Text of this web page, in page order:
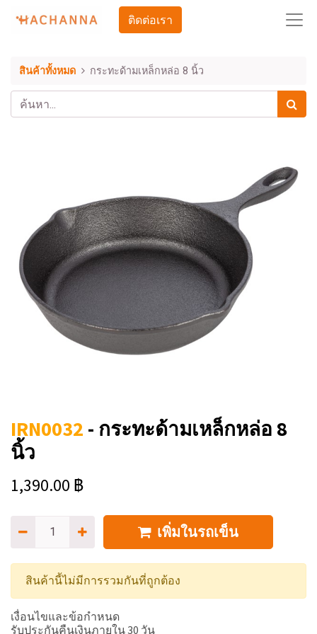
ติดต่อเรา
สินค้าทั้งหมด กระทะด้ามเหล็กหล่อ 8 นิ้ว
IRN0032 - กระทะด้ามเหล็กหล่อ 8
นิ้ว
1,390.00 ฿
เพิ่มในรถเข็น
สินค้านี้ไม่มีการรวมกันที่ถูกต้อง
เงื่อนไขและข้อกำหนด
รับประกันคืนเงินภายใน 30 วัน